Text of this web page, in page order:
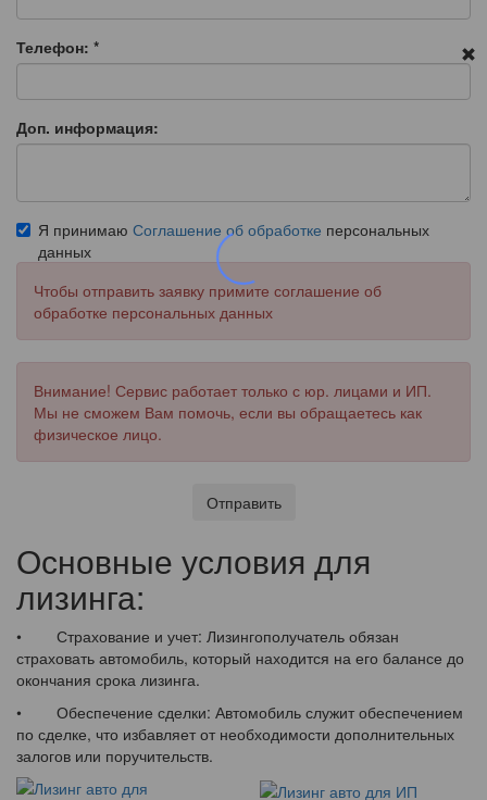
Телефон: *
Доп. информация:
Я принимаю Соглашение об обработке персональных
данных
Чтобы отправить заявку примите соглашение об
обработке персональных данных
Внимание! Сервис работает только с юр. лицами и ИП.
Мы не сможем Вам помочь, если вы обращаетесь как
физическое лицо.
Отправить
Основные условия для
лизинга:
• Страхование и учет: Лизингополучатель обязан
страховать автомобиль, который находится на его балансе до
окончания срока лизинга.
• Обеспечение сделки: Автомобиль служит обеспечением
по сделке, что избавляет от необходимости дополнительных
залогов или поручительств.